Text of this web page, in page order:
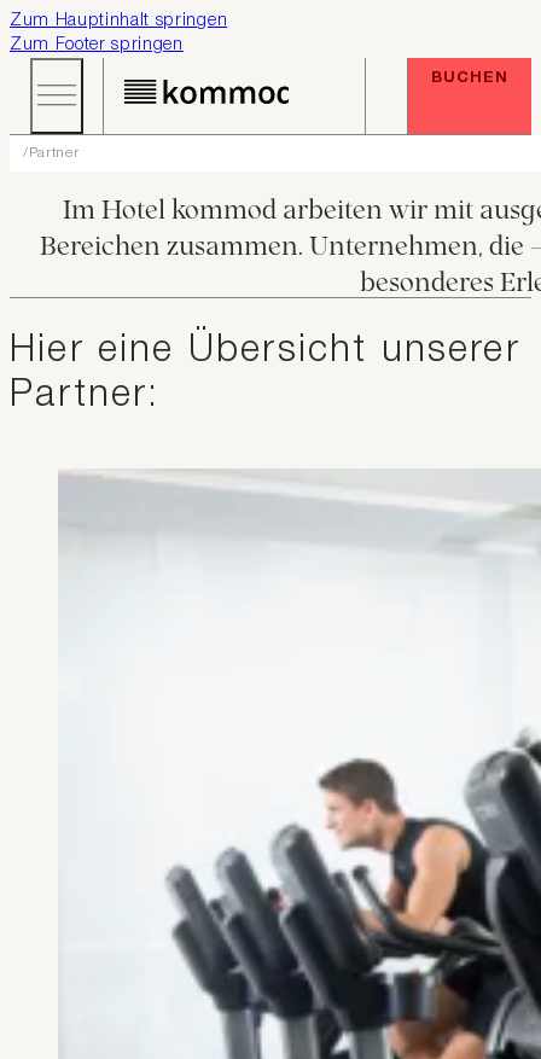
Zum Hauptinhalt springen
Zum Footer springen
BUCHEN
Partner
Im Hotel kommod arbeiten wir mit
Bereichen zusammen. Unternehmen,
besonderes
Hier eine Übersicht unserer
Partner: